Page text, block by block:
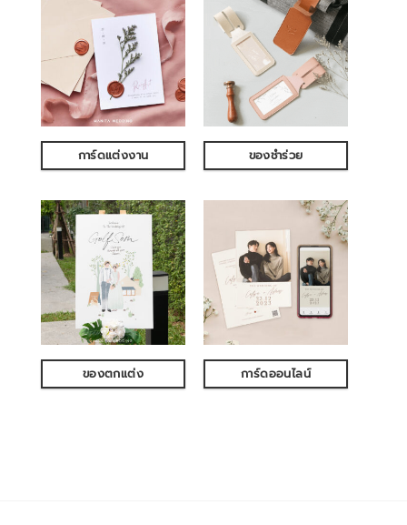
การ์ดแต่งงาน ของชำร่วย
ของตกแต่ง การ์ดออนไลน์